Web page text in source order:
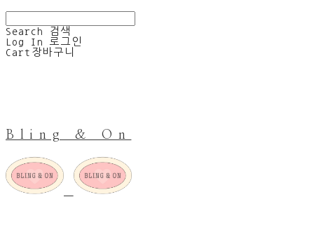
Search
검색
Log In
로그인
Cart 장바구니
Bling & On